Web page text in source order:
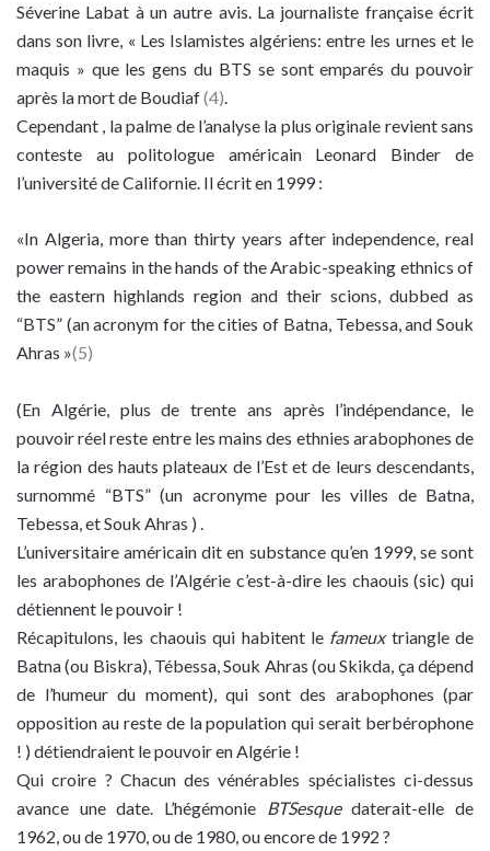
Séverine Labat à un autre avis. La journaliste française écrit
dans son livre, « Les Islamistes algériens: entre les urnes et le
maquis » que les gens du BTS se sont emparés du pouvoir
après la mort de Boudiaf(4).
Cependant , la palme de l’analyse la plus originale revient sans
conteste au politologue américain Leonard Binder de
l’université de Californie. Il écrit en 1999 :
«In Algeria, more than thirty years after independence, real
power remains in the hands of the Arabic-speaking ethnics of
the eastern highlands region and their scions, dubbed as
“BTS” (an acronym for the cities of Batna, Tebessa, and Souk
Ahras »(5)
(En Algérie, plus de trente ans après l’indépendance, le
pouvoir réel reste entre les mains des ethnies arabophones de
la région des hauts plateaux de l’Est et de leurs descendants,
surnommé “BTS” (un acronyme pour les villes de Batna,
Tebessa, et Souk Ahras ) .
L’universitaire américain dit en substance qu’en 1999, se sont
les arabophones de l’Algérie c’est-à-dire les chaouis (sic) qui
détiennent le pouvoir !
Récapitulons, les chaouis qui habitent le fameuxtriangle de
Batna (ou Biskra), Tébessa, Souk Ahras (ou Skikda, ça dépend
de l’humeur du moment), qui sont des arabophones (par
opposition au reste de la population qui serait berbérophone
! ) détiendraient le pouvoir en Algérie !
Qui croire ? Chacun des vénérables spécialistes ci-dessus
avance une date. L’hégémonie BTSesquedaterait-elle de
1962, ou de 1970, ou de 1980, ou encore de 1992 ?